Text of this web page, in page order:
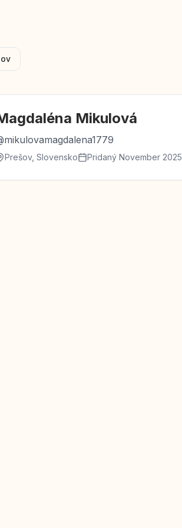
Mikulová
mikulovamagdalena1779
Prešov, Slovensko Pridaný November 2025